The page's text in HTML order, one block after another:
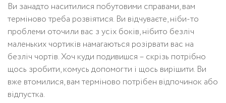
Ви занадто наситилися побутовими справами, вам
терміново треба розвіятися. Ви відчуваєте, ніби-то
проблеми оточили вас з усіх боків, нібито безліч
маленьких чортиків намагаються розірвати вас на
безліч чортів. Хоч куди подивишся – скрізь потрібно
щось зробити, комусь допомогти і щось вирішити. Ви
вже втомилися, вам терміново потрібен відпочинок або
відпустка.